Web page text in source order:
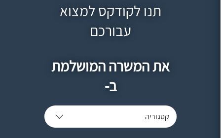
תנו לקודקס למצוא
עבורכם
את המשרה המושלמת
ב-
קטגוריה